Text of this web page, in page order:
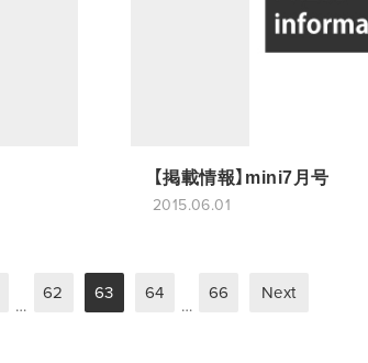
【掲載情報】mini7月号
2015.06.01
…
62 63 64
…
66 Next